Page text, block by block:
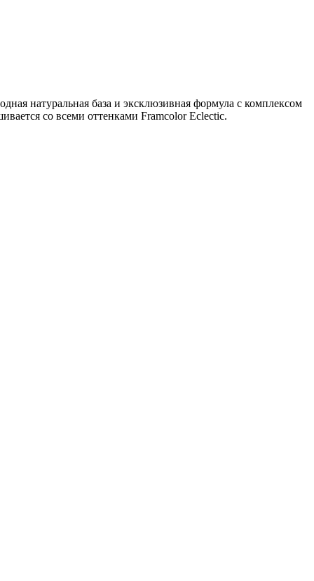
натуральная база и эксклюзивная формула с комплексом
со всеми оттенками Framcolor Eclectic.